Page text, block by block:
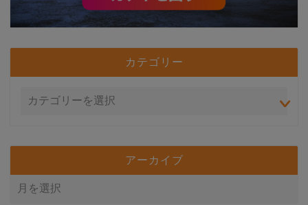
カテゴリー
アーカイブ